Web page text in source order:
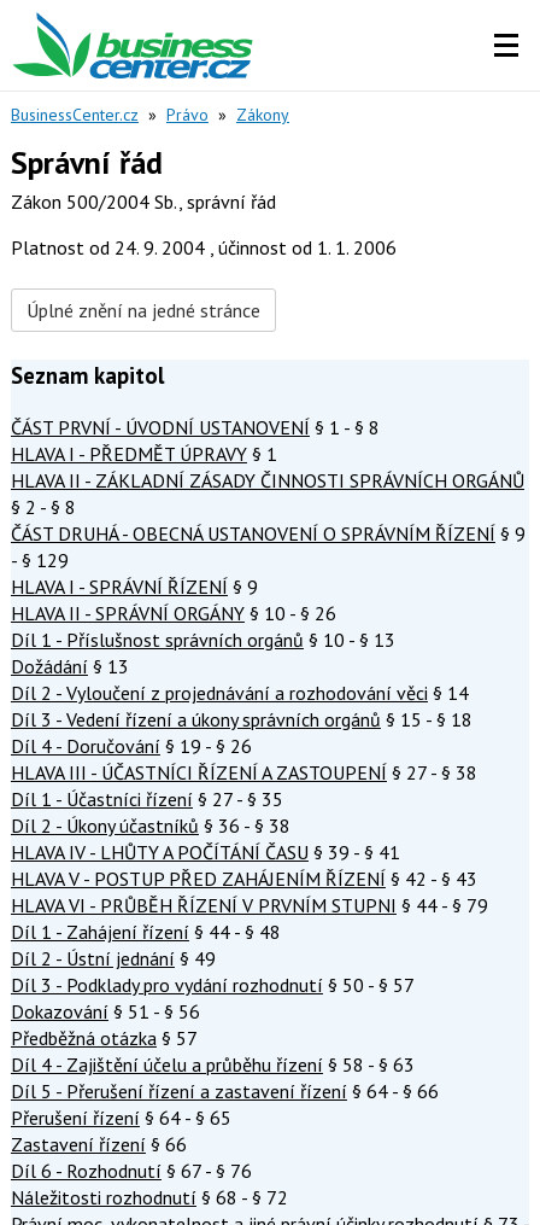
BusinessCenter.cz » Právo » Zákony
Správní řád
Zákon 500/2004 Sb., správní řád
Platnost od 24. 9. 2004 , účinnost od 1. 1. 2006
Úplné znění na jedné stránce
Seznam kapitol
ČÁST PRVNÍ - ÚVODNÍ USTANOVENÍ § 1 - § 8
HLAVA I - PŘEDMĚT ÚPRAVY § 1
HLAVA II - ZÁKLADNÍ ZÁSADY ČINNOSTI SPRÁVNÍCH ORGÁNŮ
§ 2 - § 8
ČÁST DRUHÁ - OBECNÁ USTANOVENÍ O SPRÁVNÍM ŘÍZENÍ § 9
- § 129
HLAVA I - SPRÁVNÍ ŘÍZENÍ § 9
HLAVA II - SPRÁVNÍ ORGÁNY § 10 - § 26
Díl 1 - Příslušnost správních orgánů § 10 - § 13
Dožádání § 13
Díl 2 - Vyloučení z projednávání a rozhodování věci § 14
Díl 3 - Vedení řízení a úkony správních orgánů § 15 - § 18
Díl 4 - Doručování § 19 - § 26
HLAVA III - ÚČASTNÍCI ŘÍZENÍ A ZASTOUPENÍ § 27 - § 38
Díl 1 - Účastníci řízení § 27 - § 35
Díl 2 - Úkony účastníků § 36 - § 38
HLAVA IV - LHŮTY A POČÍTÁNÍ ČASU § 39 - § 41
HLAVA V - POSTUP PŘED ZAHÁJENÍM ŘÍZENÍ § 42 - § 43
HLAVA VI - PRŮBĚH ŘÍZENÍ V PRVNÍM STUPNI § 44 - § 79
Díl 1 - Zahájení řízení § 44 - § 48
Díl 2 - Ústní jednání § 49
Díl 3 - Podklady pro vydání rozhodnutí § 50 - § 57
Dokazování § 51 - § 56
Předběžná otázka § 57
Díl 4 - Zajištění účelu a průběhu řízení § 58 - § 63
Díl 5 - Přerušení řízení a zastavení řízení § 64 - § 66
Přerušení řízení § 64 - § 65
Zastavení řízení § 66
Díl 6 - Rozhodnutí § 67 - § 76
Náležitosti rozhodnutí § 68 - § 72